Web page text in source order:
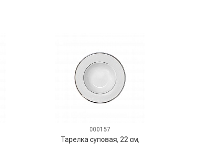
000157
Тарелка суповая, 22 см,